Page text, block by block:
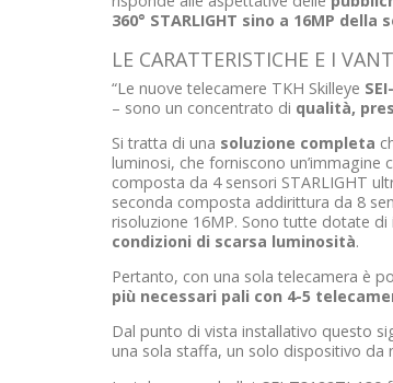
360° STARLIGHT sino a 16MP della
LE CARATTERISTICHE E I
“Le nuove telecamere TKH Skilleye
– sono un concentrato di qualità,
Si tratta di una soluzione completa
luminosi, che forniscono
composta da 4 sensori STARLIGHT
seconda composta addirittura da 8
risoluzione 16MP. Sono tutte dotate
condizioni di scarsa luminosità.
Pertanto, con una sola telecamera è
più necessari pali con 4-5
Dal punto di vista installativo questo
una sola staffa, un solo dispositivo da